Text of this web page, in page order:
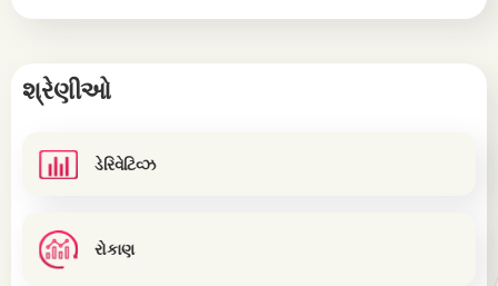
શ્રેણીઓ
ડેરિવેટિવ્ઝ
રોકાણ